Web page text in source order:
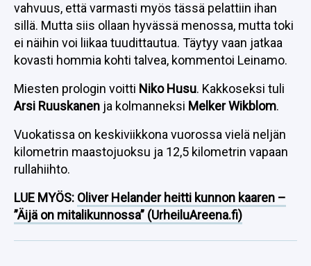
vahvuus, että varmasti myös tässä pelattiin ihan
sillä. Mutta siis ollaan hyvässä menossa, mutta toki
ei näihin voi liikaa tuudittautua. Täytyy vaan jatkaa
kovasti hommia kohti talvea, kommentoi Leinamo.
Miesten prologin voitti Niko Husu. Kakkoseksi tuli
Arsi Ruuskanen ja kolmanneksi Melker Wikblom.
Vuokatissa on keskiviikkona vuorossa vielä neljän
kilometrin maastojuoksu ja 12,5 kilometrin vapaan
rullahiihto.
LUE MYÖS: Oliver Helander heitti kunnon kaaren –
”Äijä on mitalikunnossa” (UrheiluAreena.fi)